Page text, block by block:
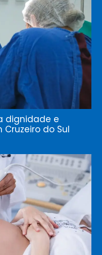
dignidade e
do Sul